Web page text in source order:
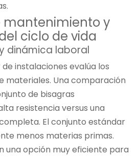
mantenimiento y
ciclo de vida
dinámica laboral
instalaciones evalúa los
materiales. Una comparación
de bisagras
resistencia versus una
El conjunto estándar
menos materias primas.
una opción muy eficiente para